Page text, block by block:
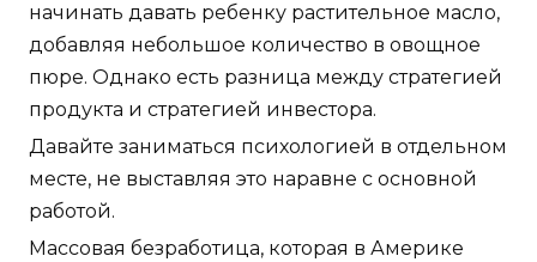
начинать давать ребенку растительное масло,
добавляя небольшое количество в овощное
пюре. Однако есть разница между стратегией
продукта и стратегией инвестора.
Давайте заниматься психологией в отдельном
месте, не выставляя это наравне с основной
работой.
Массовая безработица, которая в Америке